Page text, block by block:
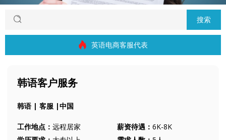
搜索
英语电商客服代表
韩语客户服务
韩语 | 客服 |中国
工作地点： 远程居家 薪资待遇： 6K-8K